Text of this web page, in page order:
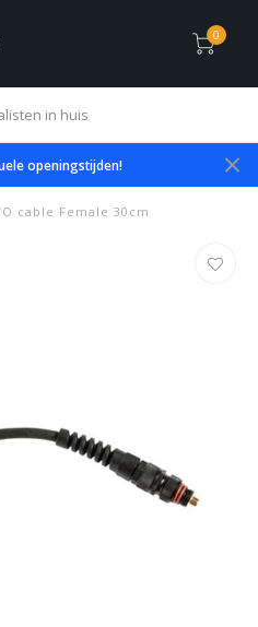
0
in huis
openingstijden!
O cable Female 30cm